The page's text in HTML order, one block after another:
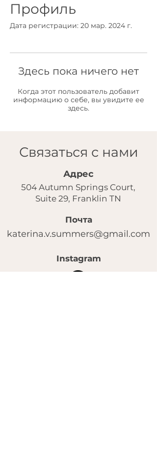
Профиль
Дата регистрации: 20 мар. 2024 г.
Здесь пока ничего нет
Когда этот пользователь добавит
информацию о себе, вы увидите ее
здесь.
Связаться с нами
Адрес
504 Autumn Springs Court,
Suite 29, Franklin TN
Почта
katerina.v.summers@gmail.com
Instagram